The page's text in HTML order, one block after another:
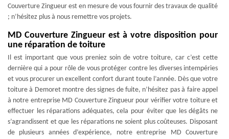
Couverture Zingueur est en mesure de vous fournir des travaux de qualité
; n’hésitez plus à nous remettre vos projets.
MD Couverture Zingueur est à votre disposition pour
une réparation de toiture
Il est important que vous preniez soin de votre toiture, car c’est cette
dernière qui a pour rôle de vous protéger contre les diverses intempéries
et vous procurer un excellent confort durant toute l’année. Dès que votre
toiture à Demoret montre des signes de fuite, n’hésitez pas à faire appel
à notre entreprise MD Couverture Zingueur pour vérifier votre toiture et
effectuer les réparations adéquates, cela pour éviter que les dégâts ne
s’agrandissent et que les réparations ne soient plus coûteuses. Disposant
de plusieurs années d’expérience, notre entreprise MD Couverture